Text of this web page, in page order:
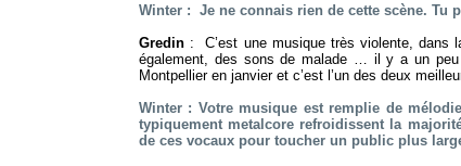
Winter : Je ne connais rien de cette scène. Tu
Gredin : C’est une musique très violente, dans
également, des sons de malade … il y a un
Montpellier en janvier et c’est l’un des deux
Winter : Votre musique est remplie de
typiquement metalcore refroidissent la
de ces vocaux pour toucher un public plus